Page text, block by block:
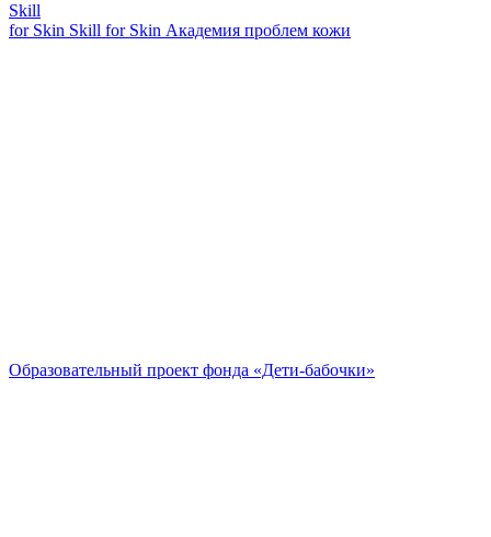
Skill
for Skin Skill for Skin Академия проблем кожи
Образовательный проект фонда «Дети-бабочки»